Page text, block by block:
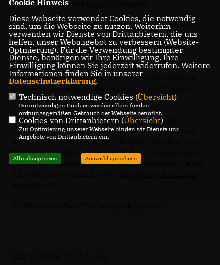
um die Interessen von Ihnen zu vertreten.
Daher zählen für uns Argumente wie „Es muss sich was
ändern“ alleine nicht. Der Dialog dafür ist wichtig – und
zwar mit Ihnen! Was soll sich ändern? Womit sind Sie
unzufrieden? Wo sehen Sie Verbesserungspotenzial?
Und man darf gerne auch mal positiv schauen: Was läuft
man vielleicht noch weiter entwickeln?
Sie sind die, die uns auf kommunaler Ebene als Ihre
Vertreter haben. Wir können uns für Ihre Anliegen stark
machen. Darum ist es so wichtig: Kommen Sie mit uns ins
Gespräch! Kontaktieren Sie uns mit Ihren Anliegen und wir
können in Gemeindevertretung und Kreistag aktiv werden.
Cookie Hinweis
Diese Webseite verwendet Cookies, die notwendig
sind, um die Webseite zu nutzen. Weiterhin
verwenden wir Dienste von Drittanbietern, die uns
helfen, unser Webangebot zu verbessern (Website-
Optmierung). Für die Verwendung bestimmter
Dienste, benötigen wir Ihre Einwilligung. Ihre
Einwilligung können Sie jederzeit widerrufen. Weitere
Informationen finden Sie in unserer
Datenschutzerklärung.
Technisch notwendige Cookies (Übersicht)
Die notwendigen Cookies werden allein für den
ordnungsgemäßen Gebrauch der Webseite benötigt.
Cookies von Drittanbietern (Übersicht)
Zur Optimierung unserer Webseite binden wir Dienste und
Angebote von Drittanbietern ein.
Alle akzeptieren Auswahl speichern